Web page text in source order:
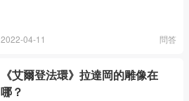
2022-04-11 問答
《艾爾登法環》拉達岡的雕像在
哪？